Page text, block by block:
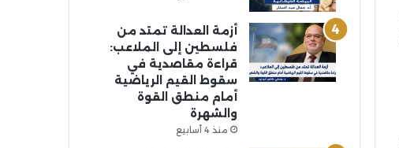
أزمة العدالة تمتد من
فلسطين إلى الملاعب:
قراءة مقاصدية في
سقوط القيم الرياضية
أمام منطق القوة
والشهرة
منذ 4 أسابيع